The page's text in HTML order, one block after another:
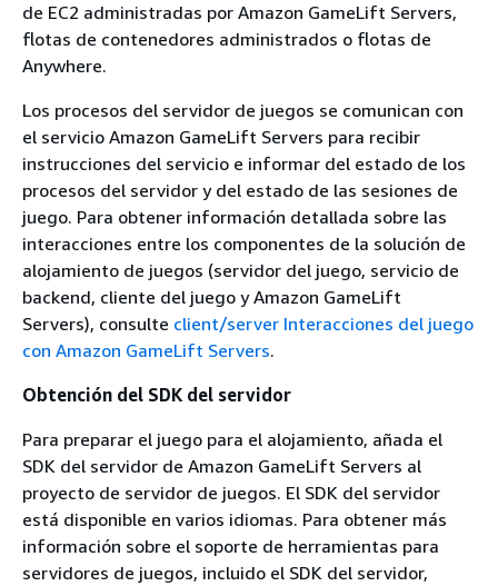
de EC2 administradas por Amazon GameLift Servers,
flotas de contenedores administrados o flotas de
Anywhere.
Los procesos del servidor de juegos se comunican con
el servicio Amazon GameLift Servers para recibir
instrucciones del servicio e informar del estado de los
procesos del servidor y del estado de las sesiones de
juego. Para obtener información detallada sobre las
interacciones entre los componentes de la solución de
alojamiento de juegos (servidor del juego, servicio de
backend, cliente del juego y Amazon GameLift
Servers), consulte client/server Interacciones del juego
con Amazon GameLift Servers.
Obtención del SDK del servidor
Para preparar el juego para el alojamiento, añada el
SDK del servidor de Amazon GameLift Servers al
proyecto de servidor de juegos. El SDK del servidor
está disponible en varios idiomas. Para obtener más
información sobre el soporte de herramientas para
servidores de juegos, incluido el SDK del servidor,